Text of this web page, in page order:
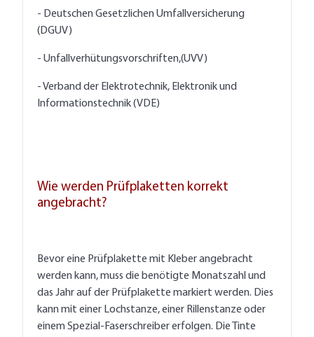
- Deutschen Gesetzlichen Umfallversicherung
(DGUV)
- Unfallverhütungsvorschriften,(UVV)
- Verband der Elektrotechnik, Elektronik und
Informationstechnik (VDE)
Wie werden Prüfplaketten korrekt
angebracht?
Bevor eine Prüfplakette mit Kleber angebracht
werden kann, muss die benötigte Monatszahl und
das Jahr auf der Prüfplakette markiert werden. Dies
kann mit einer Lochstanze, einer Rillenstanze oder
einem Spezial-Faserschreiber erfolgen. Die Tinte